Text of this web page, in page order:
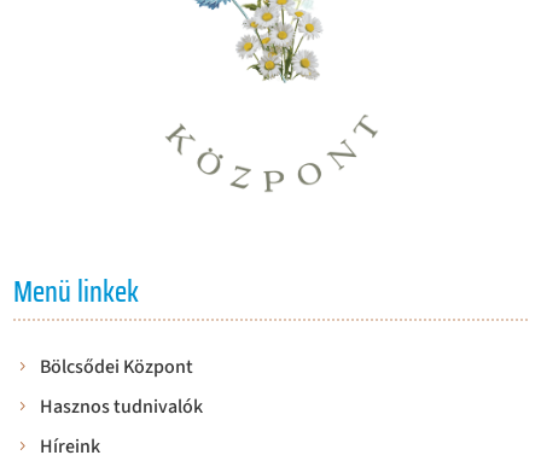
Menü linkek
Bölcsődei Központ
Hasznos tudnivalók
Híreink